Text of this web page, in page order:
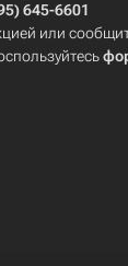
645-6601
или